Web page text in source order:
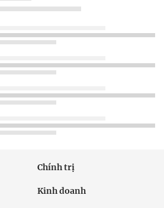
Chính trị
Kinh doanh